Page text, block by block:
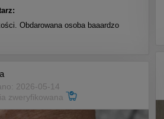
Obdarowana osoba baaardzo
2026-05-14
zweryfikowana